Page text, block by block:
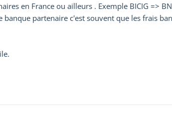
en France ou ailleurs . Exemple BICIG =>
banque partenaire c'est souvent que les frais